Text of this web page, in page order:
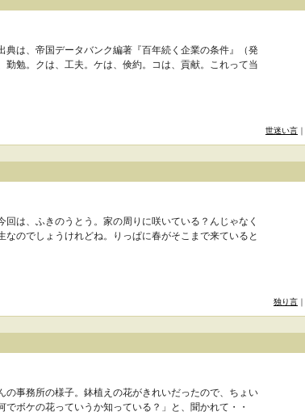
は、帝国データバンク編著『百年続く企業の条件』（発
勉。クは、工夫。ケは、倹約。コは、貢献。これって当
世迷い言 ｜
は、ふきのうとう。家の周りに咲いている？んじゃなく
のでしょうけれどね。りっぱに春がそこまで来ていると
独り言 ｜
の事務所の様子。鉢植えの花がきれいだったので、ちょい
ボケの花っていうか知っている？」と、聞かれて・・